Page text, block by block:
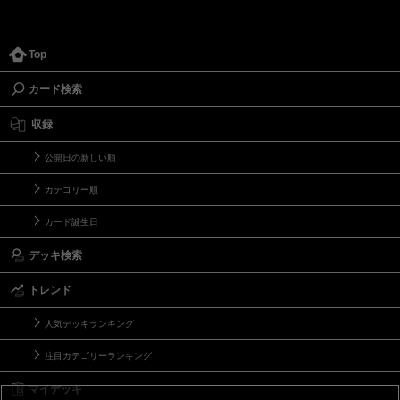
Top
カード検索
収録
公開日の新しい順
カテゴリー順
カード誕生日
デッキ検索
トレンド
人気デッキランキング
注目カテゴリーランキング
マイデッキ